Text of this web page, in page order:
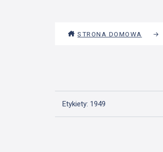
STRONA DOMOWA →
Etykiety: 1949